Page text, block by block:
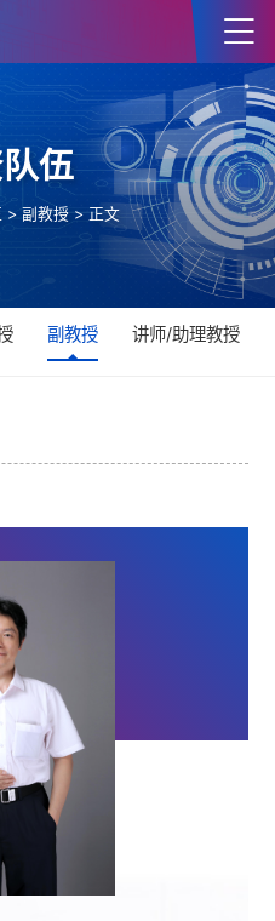
伍
> 副教授> 正文
副教授 讲师/助理教授